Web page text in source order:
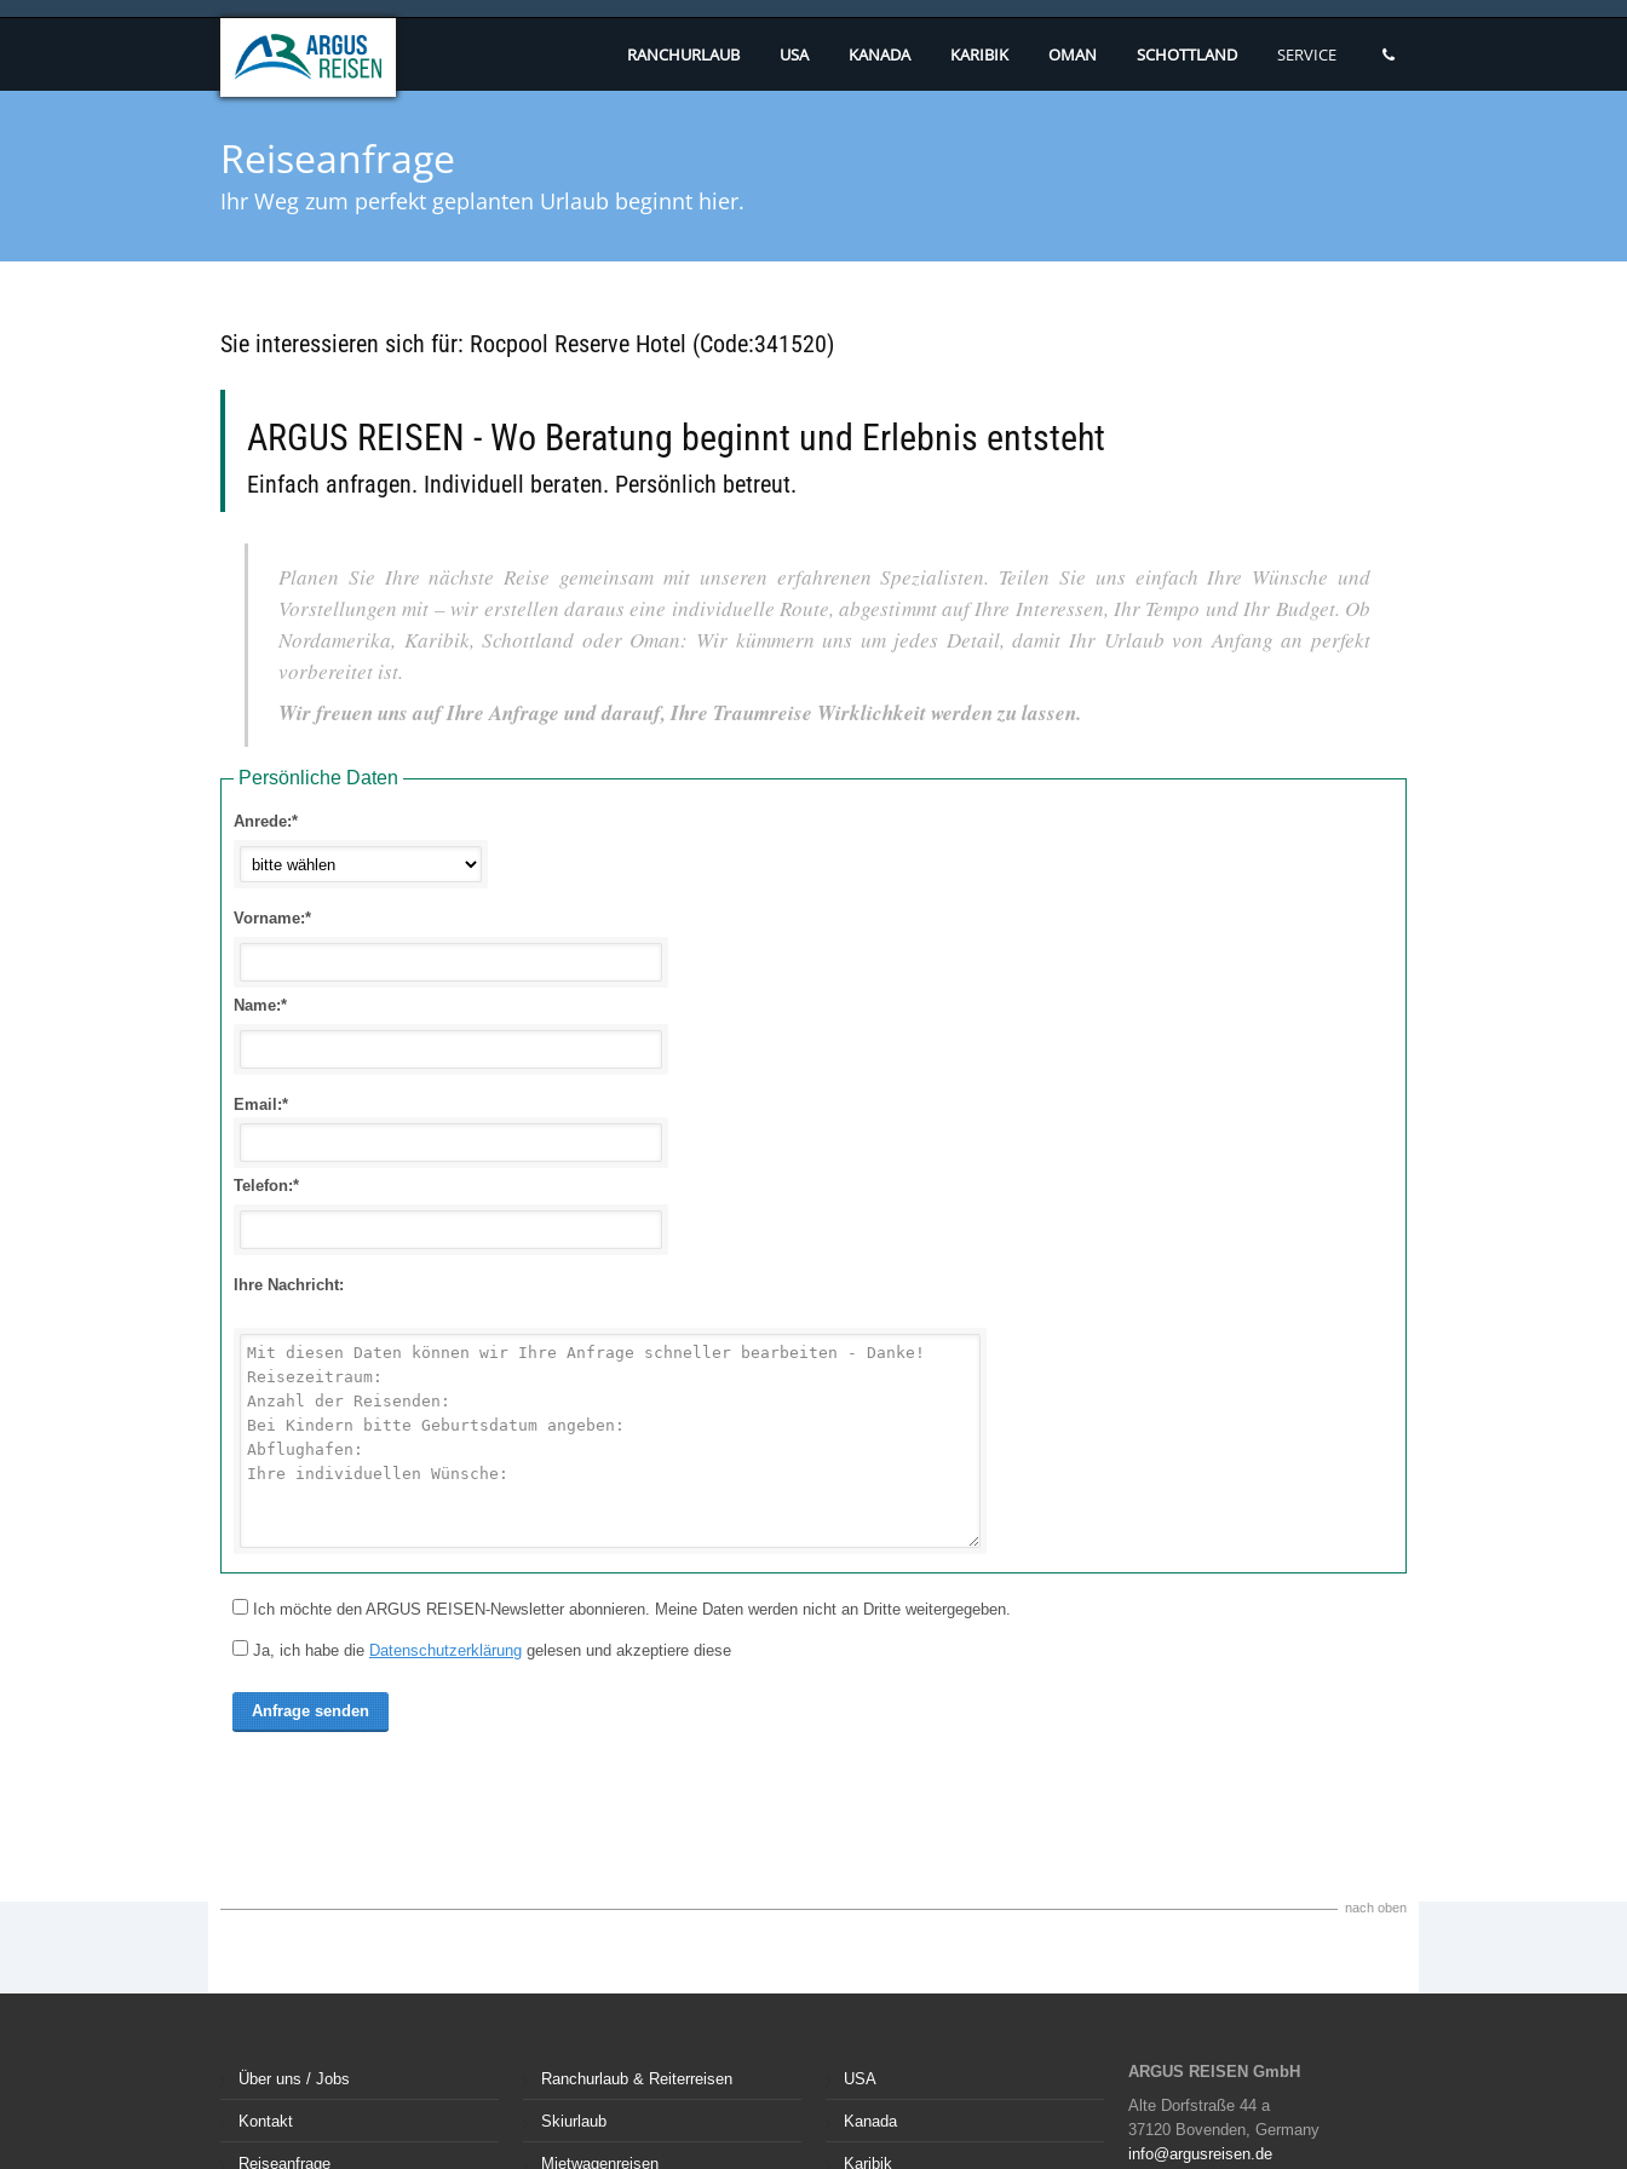
RANCHURLAUB USA KANADA KARIBIK OMAN SCHOTTLAND SERVICE
Reiseanfrage
Ihr Weg zum perfekt geplanten Urlaub beginnt hier.
Sie interessieren sich für: Rocpool Reserve Hotel (Code:341520)
ARGUS REISEN - Wo Beratung beginnt und Erlebnis entsteht
Einfach anfragen. Individuell beraten. Persönlich betreut.
Planen Sie Ihre nächste Reise gemeinsam mit unseren erfahrenen Spezialisten. Teilen Sie uns einfach Ihre Wünsche und
Vorstellungen mit – wir erstellen daraus eine individuelle Route, abgestimmt auf Ihre Interessen, Ihr Tempo und Ihr Budget. Ob
Nordamerika, Karibik, Schottland oder Oman: Wir kümmern uns um jedes Detail, damit Ihr Urlaub von Anfang an perfekt
vorbereitet ist.
Wir freuen uns auf Ihre Anfrage und darauf, Ihre Traumreise Wirklichkeit werden zu lassen.
Persönliche Daten
Anrede:*
Vorname:*
Name:*
Email:*
Telefon:*
Ihre Nachricht:
Ich möchte den ARGUS REISEN-Newsletter abonnieren. Meine Daten werden nicht an Dritte weitergegeben.
Ja, ich habe die Datenschutzerklärung gelesen und akzeptiere diese
nach oben
Über uns / Jobs
Kontakt
Reiseanfrage
Ranchurlaub & Reiterreisen
Skiurlaub
Mietwagenreisen
USA
Kanada
Karibik
ARGUS REISEN GmbH
Alte Dorfstraße 44 a
37120 Bovenden, Germany
info@argusreisen.de